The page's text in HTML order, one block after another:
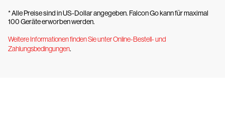
* Alle Preise sind in US-Dollar angegeben. Falcon Go kann für maximal
100 Geräte erworben werden.
Weitere Informationen finden Sie unter Online-Bestell- und
Zahlungsbedingungen.